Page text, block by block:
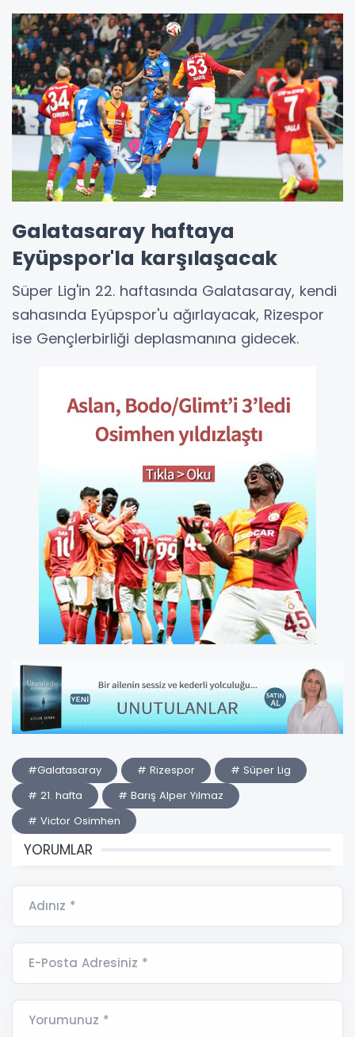
Galatasaray haftaya
Eyüpspor'la karşılaşacak
Süper Lig'in 22. haftasında Galatasaray, kendi
sahasında Eyüpspor'u ağırlayacak, Rizespor
ise Gençlerbirliği deplasmanına gidecek.
#Galatasaray # Rizespor
# Süper Lig
# 21. hafta
# Barış Alper Yılmaz
# Victor Osimhen
YORUMLAR
Adınız *
E-Posta Adresiniz *
Yorumunuz *